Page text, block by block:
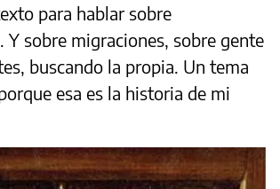
para hablar sobre
sobre migraciones, sobre gente
buscando la propia. Un tema
esa es la historia de mi